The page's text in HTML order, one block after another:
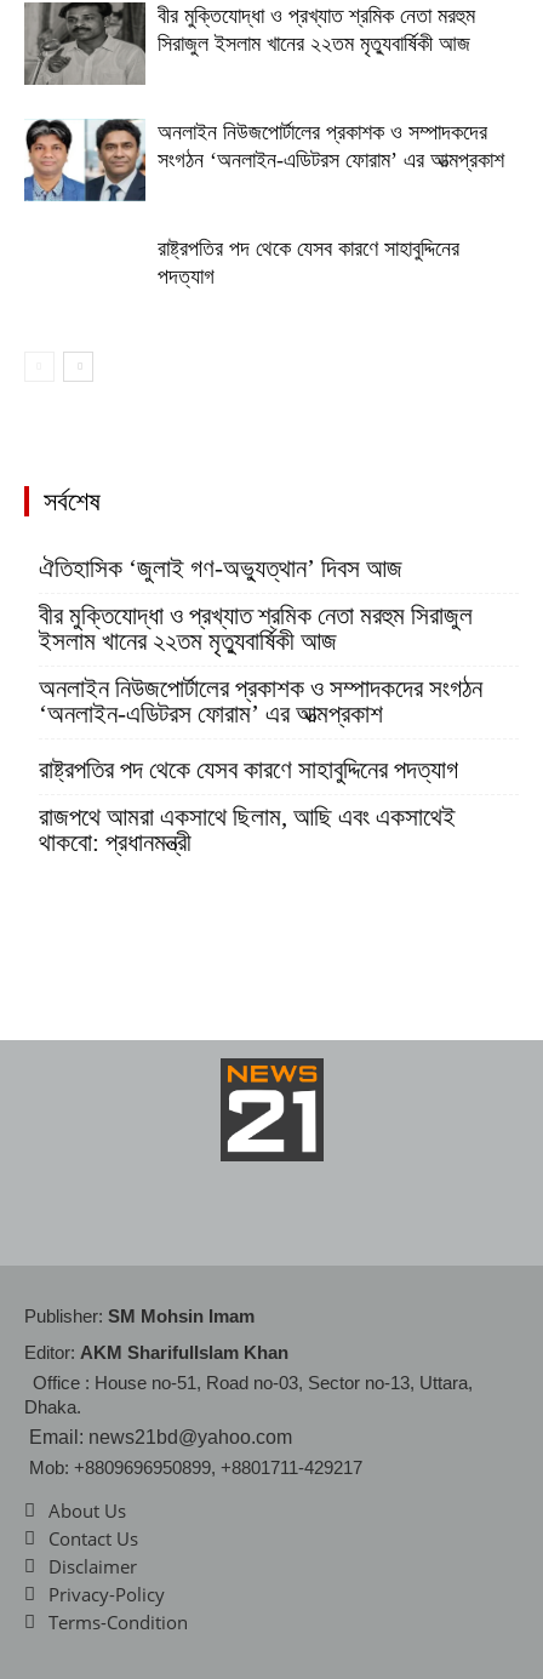
বীর মুক্তিযোদ্ধা ও প্রখ্যাত শ্রমিক নেতা মরহুম
সিরাজুল ইসলাম খানের ২২তম মৃত্যুবার্ষিকী আজ
অনলাইন নিউজপোর্টালের প্রকাশক ও সম্পাদকদের
সংগঠন ‘অনলাইন-এডিটরস ফোরাম’ এর আত্মপ্রকাশ
রাষ্ট্রপতির পদ থেকে যেসব কারণে সাহাবুদ্দিনের
পদত্যাগ
সর্বশেষ
ঐতিহাসিক ‘জুলাই গণ-অভ্যুত্থান’ দিবস আজ
বীর মুক্তিযোদ্ধা ও প্রখ্যাত শ্রমিক নেতা মরহুম সিরাজুল
ইসলাম খানের ২২তম মৃত্যুবার্ষিকী আজ
অনলাইন নিউজপোর্টালের প্রকাশক ও সম্পাদকদের সংগঠন
‘অনলাইন-এডিটরস ফোরাম’ এর আত্মপ্রকাশ
রাষ্ট্রপতির পদ থেকে যেসব কারণে সাহাবুদ্দিনের পদত্যাগ
রাজপথে আমরা একসাথে ছিলাম, আছি এবং একসাথেই
থাকবো: প্রধানমন্ত্রী
Publisher: SM Mohsin Imam
Editor: AKM SharifulIslam Khan
Office : House no-51, Road no-03, Sector no-13, Uttara,
Dhaka.
Email: news21bd@yahoo.com
Mob: +8809696950899, +8801711-429217
About Us
Contact Us
Disclaimer
Privacy-Policy
Terms-Condition